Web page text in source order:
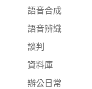
語音合成
語音辨識
談判
資料庫
辦公日常